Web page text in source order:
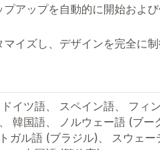
アップを自動的に開始および
イズし、デザインを完全に制
イツ語、 スペイン語、 フィン
韓国語、 ノルウェー語 (ブー
ガル語 (ブラジル)、 スウェー